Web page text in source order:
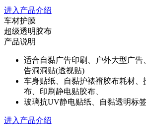
进入产品介绍
车材护膜
超级透明胶布
产品说明
适合自黏广告印刷、户外大型广告
告洞洞贴(透视贴)
车身贴纸、自黏护裱褙胶布耗材、
布、印刷静电贴胶布、
玻璃抗UV静电贴纸、自黏透明标
进入产品介绍